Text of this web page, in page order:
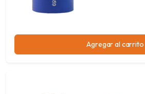
Agregar al carrito